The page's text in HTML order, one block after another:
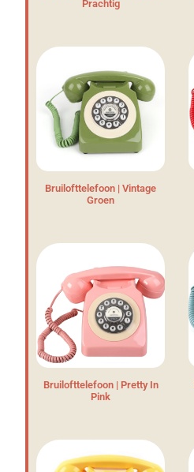
Prachtig
Bruilofttelefoon | Vintage
Groen
Bruilofttelefoon | Pretty In
Pink